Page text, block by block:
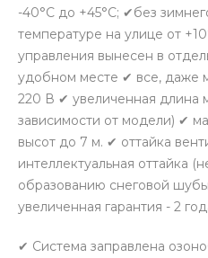
-40°С до +45°С; ✔без
температуре на улице от
управления вынесен в
удобном месте ✔ все, даже
220 В ✔ увеличенная длина
зависимости от модели) ✔
высот до 7 м. ✔ оттайка
интеллектуальная оттайка
образованию снеговой
увеличенная гарантия - 2
✔ Система заправлена